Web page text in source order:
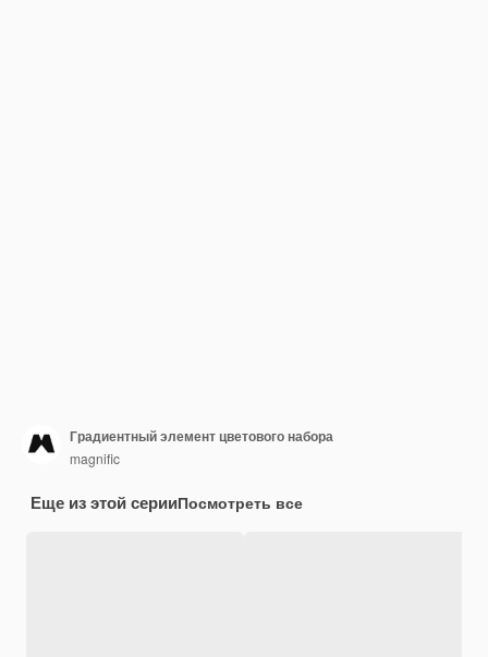
Градиентный элемент цветового набора
magnific
Еще из этой серииПосмотреть все